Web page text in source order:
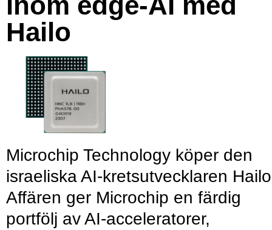
Hailo
Microchip Technology köper den
israeliska AI-kretsutvecklaren
Affären ger Microchip en färdig
portfölj av AI-acceleratorer,